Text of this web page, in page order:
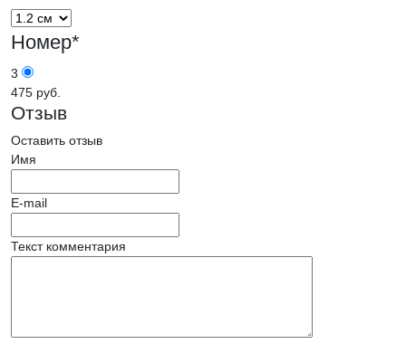
Номер*
3
475 руб.
Отзыв
Оставить отзыв
Имя
E-mail
Текст комментария